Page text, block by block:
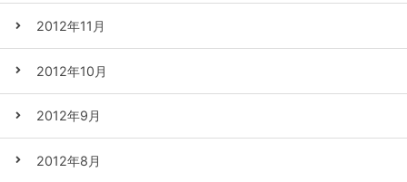
2012年11月
2012年10月
2012年9月
2012年8月